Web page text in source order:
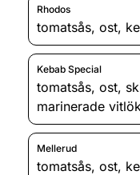
Rhodos
tomatsås, ost,
Kebab Special
tomatsås, ost,
marinerade vitlök
Mellerud
tomatsås, ost,